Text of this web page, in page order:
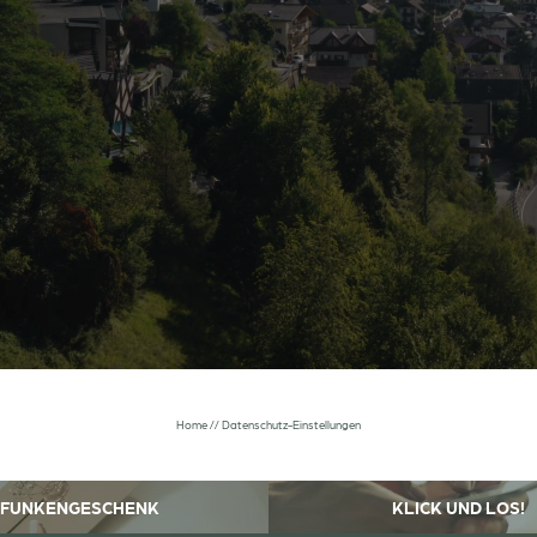
Home//Datenschutz-Einstellungen
FUNKENGESCHENK KLICK UND LOS!
Newsletteranmeldung
Familie Herr Frau
Nachname*
E-Mail*